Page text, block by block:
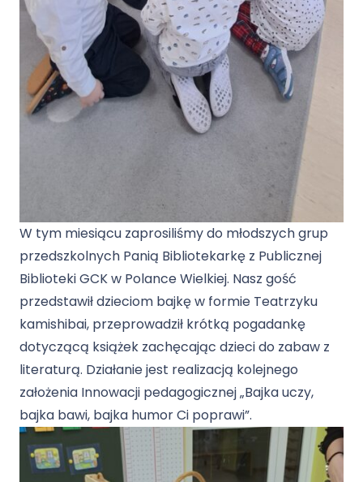
W tym miesiącu zaprosiliśmy do młodszych grup
przedszkolnych Panią Bibliotekarkę z Publicznej
Biblioteki GCK w Polance Wielkiej. Nasz gość
przedstawił dzieciom bajkę w formie Teatrzyku
kamishibai, przeprowadził krótką pogadankę
dotyczącą książek zachęcając dzieci do zabaw z
literaturą. Działanie jest realizacją kolejnego
założenia Innowacji pedagogicznej „Bajka uczy,
bajka bawi, bajka humor Ci poprawi”.